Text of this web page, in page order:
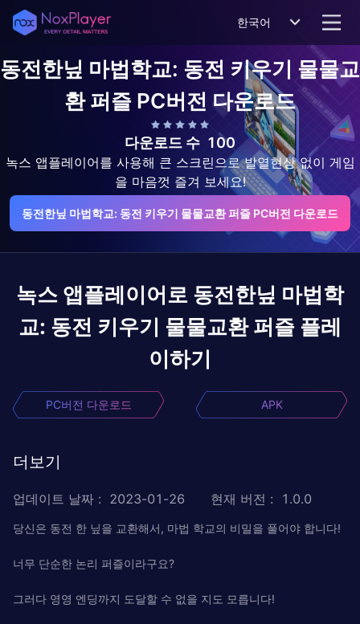
한국어
동전한닢 마법학교: 동전 키우기 물물교
환 퍼즐 PC버전 다운로드
다운로드 수 100
녹스 앱플레이어를 사용해 큰 스크린으로 발열현상 없이 게임
을 마음껏 즐겨 보세요!
동전한닢 마법학교: 동전 키우기 물물교환 퍼즐 PC버전 다운로드
녹스 앱플레이어로 동전한닢 마법학
교: 동전 키우기 물물교환 퍼즐 플레
이하기
PC버전 다운로드 APK
더보기
업데이트 날짜 : 2023-01-26 현재 버전 : 1.0.0
당신은 동전 한 닢을 교환해서, 마법 학교의 비밀을 풀어야 합니다!
너무 단순한 논리 퍼즐이라구요?
그러다 영영 엔딩까지 도달할 수 없을 지도 모릅니다!